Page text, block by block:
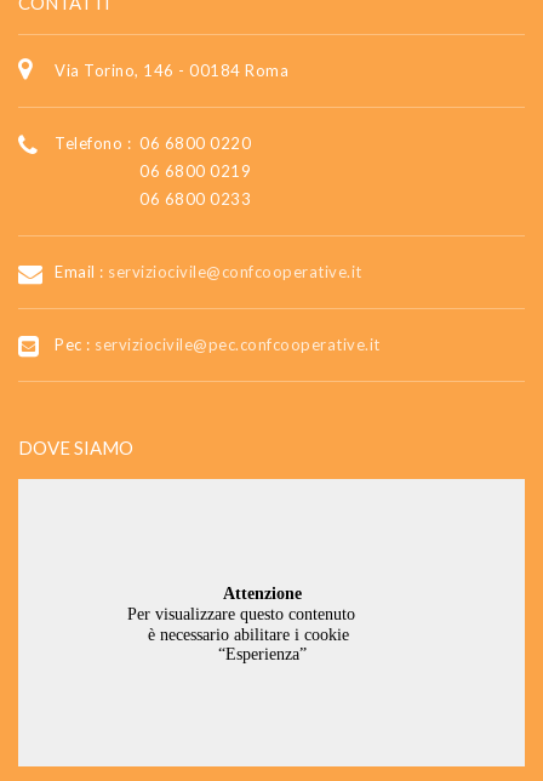
Via Torino, 146 - 00184 Roma
Telefono : 06 6800 0220
06 6800 0219
06 6800 0233
Email : serviziocivile@confcooperative.it
Pec : serviziocivile@pec.confcooperative.it
DOVE SIAMO